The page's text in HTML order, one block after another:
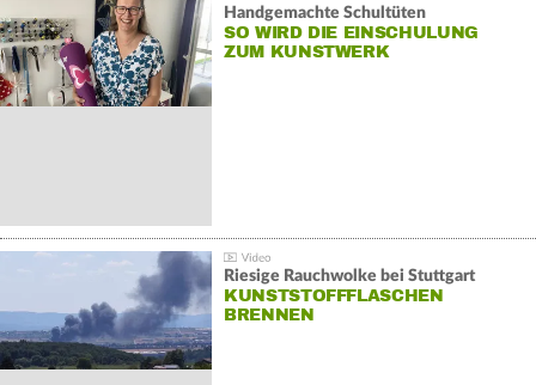
Handgemachte Schultüten
SO WIRD DIE EINSCHULUNG
ZUM KUNSTWERK
Riesige Rauchwolke bei Stuttgart
KUNSTSTOFFFLASCHEN
BRENNEN